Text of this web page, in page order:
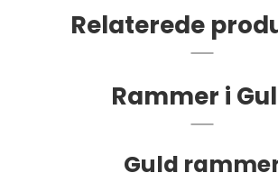
Relaterede
Rammer i
Guld